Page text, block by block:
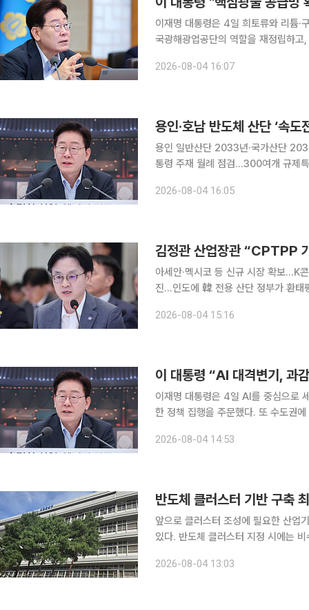
이재명 대통령은 4일 희토류와 리튬·
국광해광업공단의 역할을 재정립하
전위원회 업무보고에서 "광물자원공
2026-08-04 16:07
용인·호남 반도체 산단 ‘속
용인 일반산단 2033년·국가산단
통령 주재 월례 점검…300여개 규제
가와 토지보상, 전력·용수 확보를 동
2026-08-04 16:05
김정관 산업장관 “CPTPP
아세안·멕시코 등 신규 시장 확보…K
진…인도에 韓 전용 산단 정부가 환태평양경제동반자협정(CPTPP) 가입을 검토한다. 시장 개방에
통상부 장관은 4일 청와대 영빈관에
2026-08-04 15:16
이재명 대통령은 4일 AI를 중심으로
한 정책 집행을 주문했다. 또 수도권
너지부·기상청·원자력안전위원회 업
2026-08-04 14:53
반도체 클러스터 기반 구축
앞으로 클러스터 조성에 필요한 산업
있다. 반도체 클러스터 지정 시에는 비수도권이 우선 고려
의결됐다고 밝혔다. 이번 시행령 제정
2026-08-04 13:03